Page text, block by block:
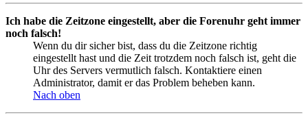
Ich habe die Zeitzone eingestellt, aber die Forenuhr geht immer
noch falsch!
Wenn du dir sicher bist, dass du die Zeitzone richtig
eingestellt hast und die Zeit trotzdem noch falsch ist, geht die
Uhr des Servers vermutlich falsch. Kontaktiere einen
Administrator, damit er das Problem beheben kann.
Nach oben